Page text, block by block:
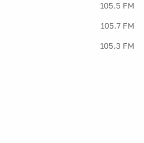
105.5 FM
105.7 FM
105.3 FM